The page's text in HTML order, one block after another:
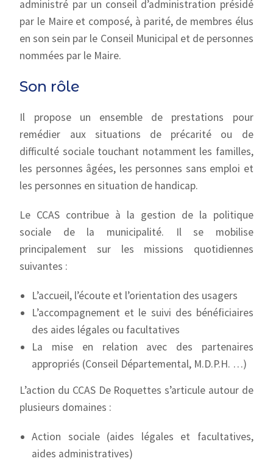
administré par un conseil d’administration présidé
par le Maire et composé, à parité, de membres élus
en son sein par le Conseil Municipal et de personnes
nommées par le Maire.
Son rôle
Il propose un ensemble de prestations pour
remédier aux situations de précarité ou de
difficulté sociale touchant notamment les familles,
les personnes âgées, les personnes sans emploi et
les personnes en situation de handicap.
Le CCAS contribue à la gestion de la politique
sociale de la municipalité. Il se mobilise
principalement sur les missions quotidiennes
suivantes :
L’accueil, l’écoute et l’orientation des usagers
L’accompagnement et le suivi des bénéficiaires
des aides légales ou facultatives
La mise en relation avec des partenaires
appropriés (Conseil Départemental, M.D.P.H. …)
L’action du CCAS De Roquettes s’articule autour de
plusieurs domaines :
Action sociale (aides légales et facultatives,
aides administratives)